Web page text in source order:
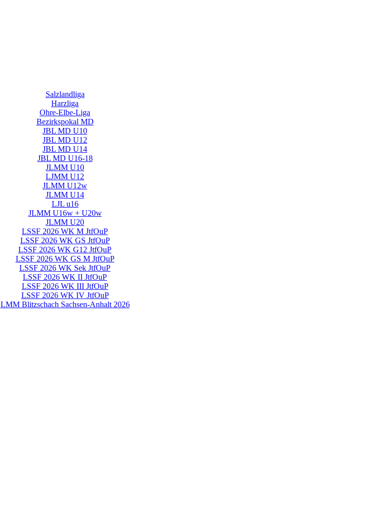
Salzlandliga
Harzliga
Ohre-Elbe-Liga
Bezirkspokal MD
JBL MD U10
JBL MD U12
JBL MD U14
JBL MD U16-18
JLMM U10
LJMM U12
JLMM U12w
JLMM U14
LJL u16
JLMM U16w + U20w
JLMM U20
LSSF 2026 WK M JtfOuP
LSSF 2026 WK GS JtfOuP
LSSF 2026 WK G12 JtfOuP
LSSF 2026 WK GS M JtfOuP
LSSF 2026 WK Sek JtfOuP
LSSF 2026 WK II JtfOuP
LSSF 2026 WK III JtfOuP
LSSF 2026 WK IV JtfOuP
LMM Blitzschach Sachsen-Anhalt 2026